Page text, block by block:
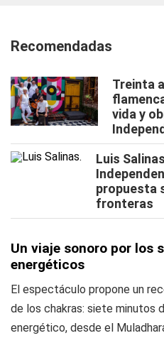
Recomendadas
Treinta
vida y
Luis
propuesta
fronteras
Un viaje sonoro por los
energéticos
El espectáculo propone un
de los chakras: siete minutos
energético, desde el